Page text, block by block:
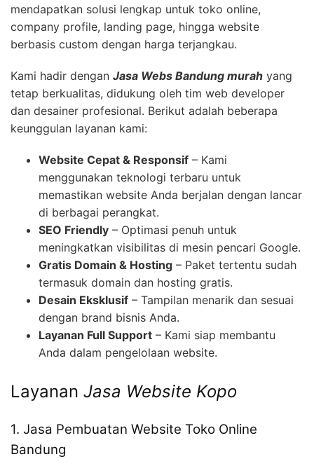
mendapatkan solusi lengkap untuk toko online,
company profile, landing page, hingga website
berbasis custom dengan harga terjangkau.
Kami hadir dengan Jasa Webs Bandung murah yang
tetap berkualitas, didukung oleh tim web developer
dan desainer profesional. Berikut adalah beberapa
keunggulan layanan kami:
Website Cepat & Responsif – Kami
menggunakan teknologi terbaru untuk
memastikan website Anda berjalan dengan lancar
di berbagai perangkat.
SEO Friendly – Optimasi penuh untuk
meningkatkan visibilitas di mesin pencari Google.
Gratis Domain & Hosting – Paket tertentu sudah
termasuk domain dan hosting gratis.
Desain Eksklusif – Tampilan menarik dan sesuai
dengan brand bisnis Anda.
Layanan Full Support – Kami siap membantu
Anda dalam pengelolaan website.
Layanan Jasa Website Kopo
1. Jasa Pembuatan Website Toko Online
Bandung